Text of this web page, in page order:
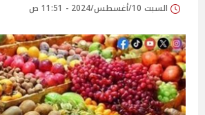
السبت 10/أغسطس/2024 - 11:51 ص